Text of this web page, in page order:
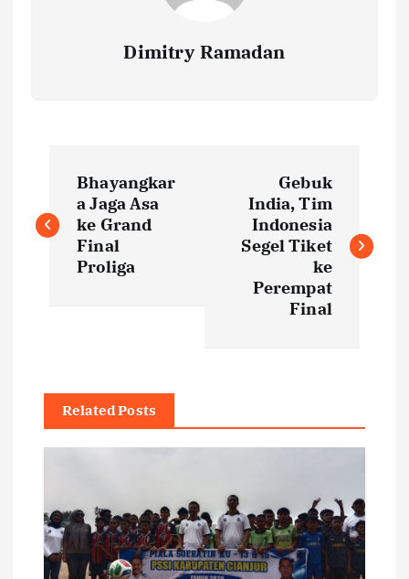
Dimitry Ramadan
o
a
v
g
Bhayangkar
a Jaga Asa
ke Grand
Final
Proliga
Gebuk
India, Tim
Indonesia
Segel Tiket
ke
Perempat
Final
Related Posts